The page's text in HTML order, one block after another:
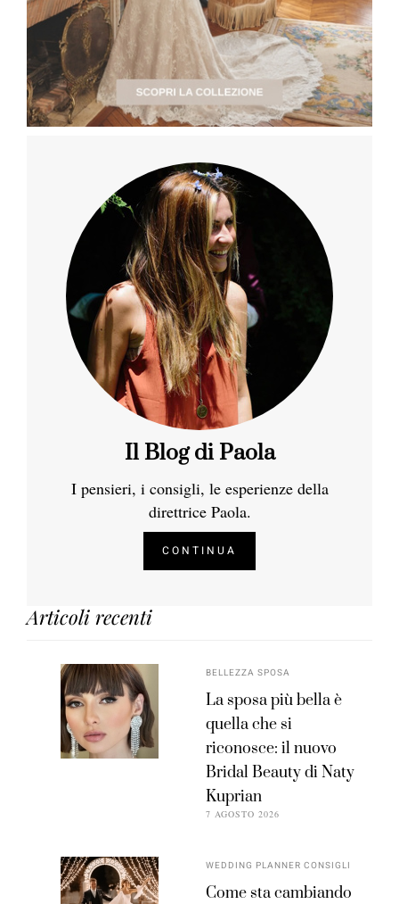
Il Blog di Paola
I pensieri, i consigli, le esperienze della
direttrice Paola.
CONTINUA
Articoli recenti
BELLEZZA SPOSA
La sposa più bella è
quella che si
riconosce: il nuovo
Bridal Beauty di Naty
Kuprian
7 AGOSTO 2026
WEDDING PLANNER CONSIGLI
Come sta cambiando